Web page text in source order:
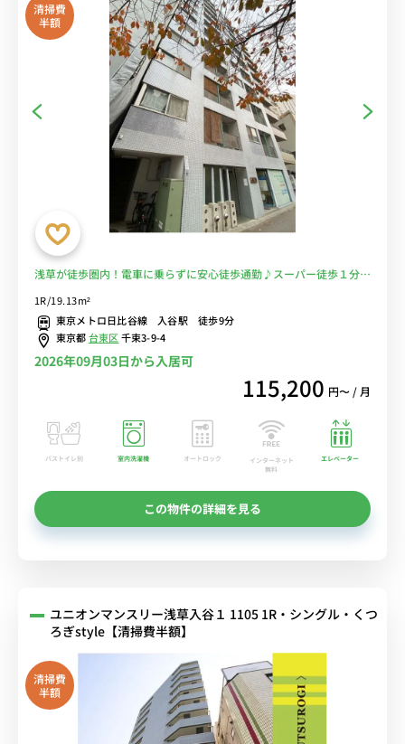
清掃費
半額
浅草が徒歩圏内！電車に乗らずに安心徒歩通勤♪スーパー徒歩１分で
1R/19.13m²
東京メトロ日比谷線 入谷駅 徒歩9分
東京都台東区千束3-9-4
2026年09月03日から入居可
115,200 円〜 / 月
バストイレ別 室内洗濯機 オートロック
インターネット
無料
エレベーター
この物件の詳細を見る
ユニオンマンスリー浅草入谷１ 1105 1R・シングル・くつ
ろぎstyle【清掃費半額】
清掃費
半額